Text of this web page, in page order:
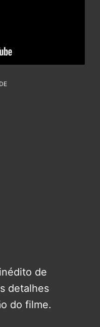
de
detalhes
do filme.